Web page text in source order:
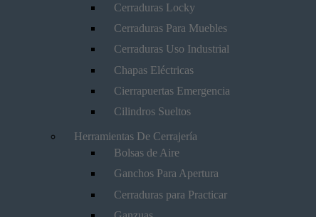
Cerraduras Locky
Cerraduras Para Muebles
Cerraduras Uso Industrial
Chapas Eléctricas
Cierrapuertas Emergencia
Cilindros Sueltos
Herramientas De Cerrajería
Bolsas de Aire
Ganchos Para Apertura
Cerraduras para Practicar